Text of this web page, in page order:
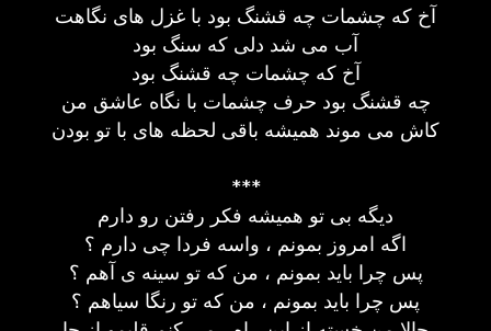
آخ که چشمات چه قشنگ بود با غزل های نگاهت
آب می شد دلی که سنگ بود
آخ که چشمات چه قشنگ بود
چه قشنگ بود حرف چشمات با نگاه عاشق من
کاش می موند همیشه باقی لحظه های با تو بودن
***
دیگه بی تو همیشه فکر رفتن رو دارم
اگه امروز بمونم ، واسه فردا چی دارم ؟
پس چرا باید بمونم ، من که تو سینه ی آهم ؟
پس چرا باید بمونم ، من که تو رنگا سیاهم ؟